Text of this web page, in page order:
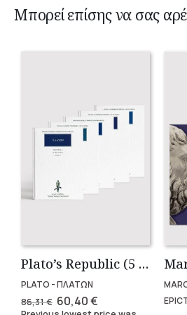
Μπορεί επίσης να σας
Plato’s Republic (5 volumes)
PLATO - ΠΛΑΤΩΝ
86,31€ Original
price
60,40€Current
price